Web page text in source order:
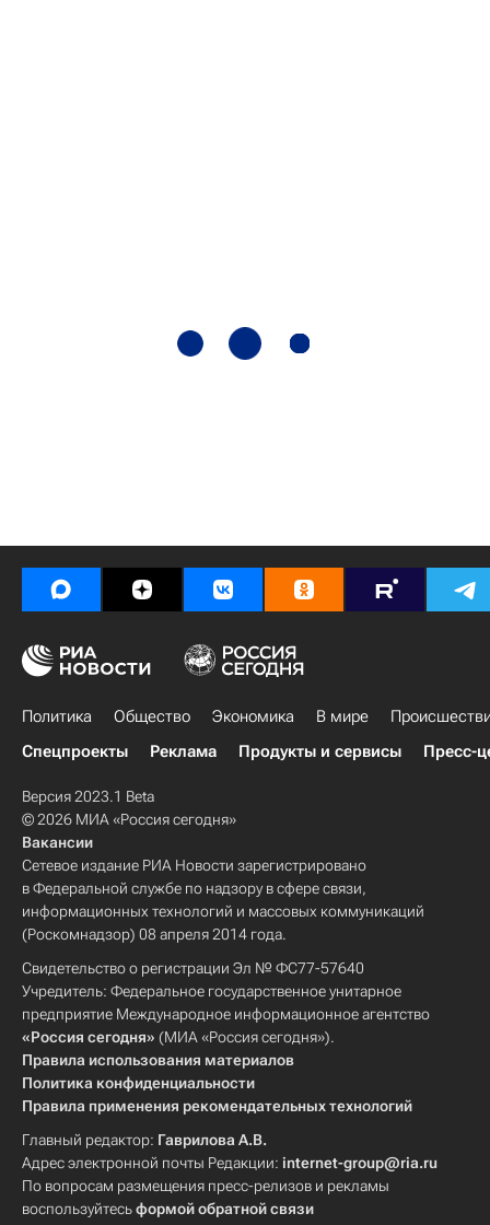
Политика Общество Экономика В мире
Спецпроекты
Реклама Продукты и сервисы Пресс-
Версия 2023.1 Beta
© 2026 МИА «Россия сегодня»
Вакансии
Сетевое издание РИА Новости зарегистрировано
в Федеральной службе по надзору в сфере связи,
информационных технологий и массовых коммуникаций
(Роскомнадзор) 08 апреля 2014 года.
Свидетельство о регистрации Эл № ФС77-57640
Учредитель: Федеральное государственное унитарное
предприятие Международное информационное агентство
«Россия сегодня» (МИА «Россия сегодня»).
Правила использования материалов
Политика конфиденциальности
Правила применения рекомендательных технологий
Главный редактор: Гаврилова А.В.
Адрес электронной почты Редакции: internet-group@ria.ru
По вопросам размещения пресс-релизов и рекламы
воспользуйтесьформой обратной связи